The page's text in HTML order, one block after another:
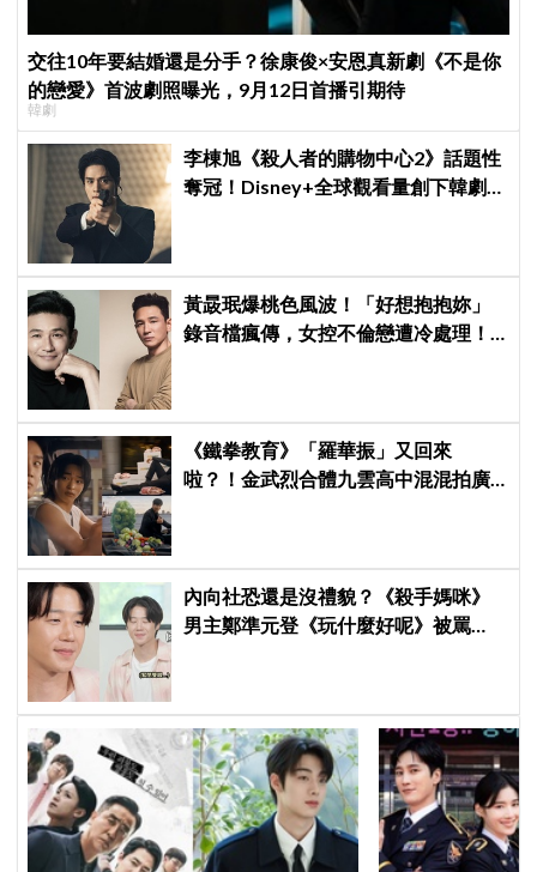
交往10年要結婚還是分手？徐康俊×安恩真新劇《不是你
的戀愛》首波劇照曝光，9月12日首播引期待
韓劇
李棟旭《殺人者的購物中心2》話題性
奪冠！Disney+全球觀看量創下韓劇新
黃晸珉爆桃色風波！「好想抱抱妳」
錄音檔瘋傳，女控不倫戀遭冷處理！
《鐵拳教育》「羅華振」又回來
啦？！金武烈合體九雲高中混混拍廣
內向社恐還是沒禮貌？《殺手媽咪》
男主鄭準元登《玩什麼好呢》被罵